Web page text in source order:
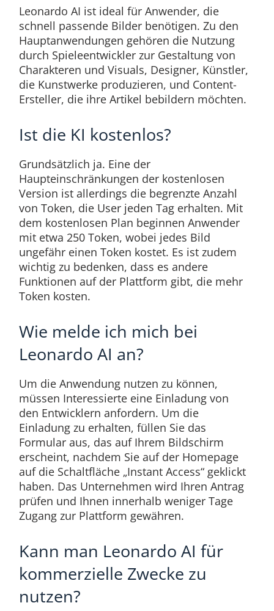
Leonardo AI ist ideal für Anwender, die
schnell passende Bilder benötigen. Zu den
Hauptanwendungen gehören die Nutzung
durch Spieleentwickler zur Gestaltung von
Charakteren und Visuals, Designer, Künstler,
die Kunstwerke produzieren, und Content-
Ersteller, die ihre Artikel bebildern möchten.
Ist die KI kostenlos?
Grundsätzlich ja. Eine der
Haupteinschränkungen der kostenlosen
Version ist allerdings die begrenzte Anzahl
von Token, die User jeden Tag erhalten. Mit
dem kostenlosen Plan beginnen Anwender
mit etwa 250 Token, wobei jedes Bild
ungefähr einen Token kostet. Es ist zudem
wichtig zu bedenken, dass es andere
Funktionen auf der Plattform gibt, die mehr
Token kosten.
Wie melde ich mich bei
Leonardo AI an?
Um die Anwendung nutzen zu können,
müssen Interessierte eine Einladung von
den Entwicklern anfordern. Um die
Einladung zu erhalten, füllen Sie das
Formular aus, das auf Ihrem Bildschirm
erscheint, nachdem Sie auf der Homepage
auf die Schaltfläche „Instant Access“ geklickt
haben. Das Unternehmen wird Ihren Antrag
prüfen und Ihnen innerhalb weniger Tage
Zugang zur Plattform gewähren.
Kann man Leonardo AI für
kommerzielle Zwecke zu
nutzen?